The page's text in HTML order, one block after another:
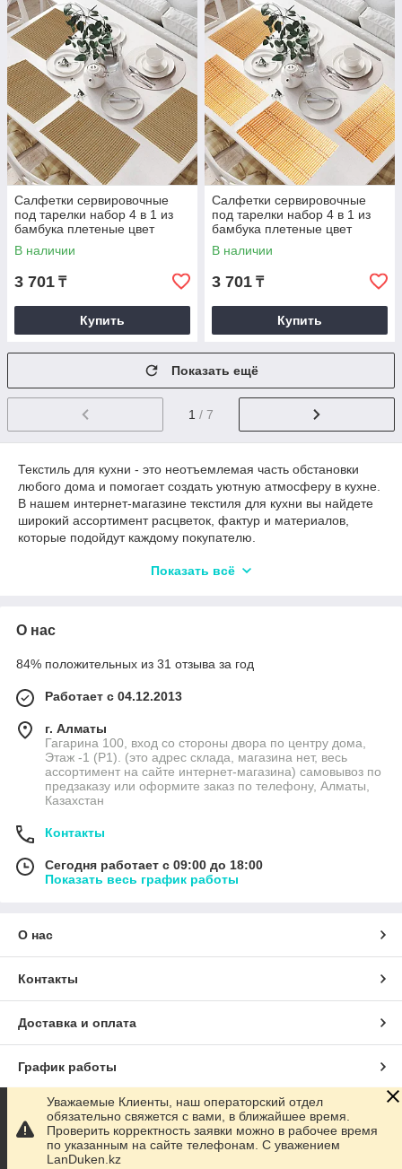
Салфетки сервировочные
под тарелки набор 4 в 1 из
бамбука плетеные цвет
коричневый
В наличии
3 701 ₸
Купить
Салфетки сервировочные
под тарелки набор 4 в 1 из
бамбука плетеные цвет
бежевый с оранжевым
В наличии
3 701 ₸
Купить
Показать ещё
1 / 7
Текстиль для кухни - это неотъемлемая часть обстановки
любого дома и помогает создать уютную атмосферу в кухне.
В нашем интернет-магазине текстиля для кухни вы найдете
широкий ассортимент расцветок, фактур и материалов,
которые подойдут каждому покупателю.
для тех, кто ценит своё время и не хочет посещать
комфорт в кухонном пространстве. Мы предлагаем
для кухонной посуды, которые можно купить в
Кроме того, мы предлагаем высококачественные
развивающие коврики детские складные игровые и игровые
коврики для малышей, которые помогут развивать у
малышей мелкую моторику, навыки координации движений и
мышления, а также усилить их внимание и фантазию.
В нашем интернет-магазине текстиля для кухни доступны
высокое качество и доступную стоимость товаров, которые
предпочтениям наших покупателей.
Показать всё
О нас
84% положительных из 31 отзыва за год
Работает с 04.12.2013
г. Алматы
Гагарина 100, вход со стороны двора по центру дома,
Этаж -1 (P1). (это адрес склада, магазина нет, весь
ассортимент на сайте интернет-магазина) самовывоз по
предзаказу или оформите заказ по телефону, Алматы,
Казахстан
Контакты
Сегодня работает с 09:00 до 18:00
Показать весь график работы
О нас
Контакты
Доставка и оплата
График работы
Полная версия сайта
Сайт создан на маркетплейсе Satu.kz
Уважаемые Клиенты, наш операторский отдел
обязательно свяжется с вами, в ближайшее время.
Проверить корректность заявки можно в рабочее время
по указанным на сайте телефонам. С уважением
LanDuken.kz